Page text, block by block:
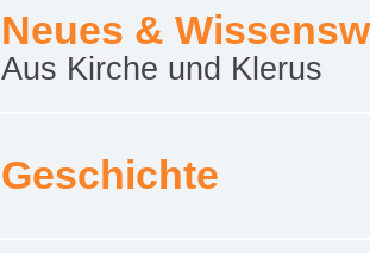
Neues &
Aus Kirche und Klerus
Geschichte